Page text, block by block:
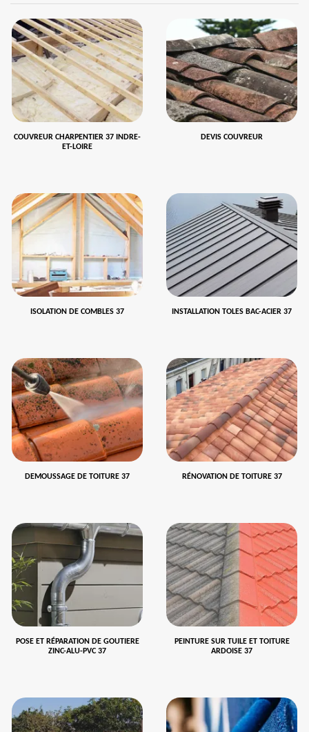
COUVREUR CHARPENTIER 37 INDRE-
ET-LOIRE
DEVIS COUVREUR
ISOLATION DE COMBLES 37 INSTALLATION TOLES BAC-ACIER 37
DEMOUSSAGE DE TOITURE 37 RÉNOVATION DE TOITURE 37
POSE ET RÉPARATION DE GOUTIERE
ZINC-ALU-PVC 37
PEINTURE SUR TUILE ET TOITURE
ARDOISE 37